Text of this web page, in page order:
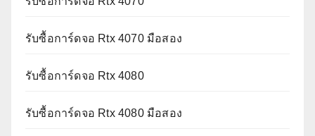
รับซื้อการ์ดจอ Rtx 4070 มือสอง
รับซื้อการ์ดจอ Rtx 4080
รับซื้อการ์ดจอ Rtx 4080 มือสอง